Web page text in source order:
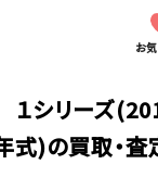
お
シリーズ
式)の買取・査